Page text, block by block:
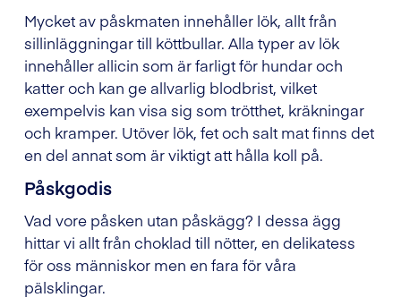
Mycket av påskmaten innehåller lök, allt från
sillinläggningar till köttbullar. Alla typer av lök
innehåller allicin som är farligt för hundar och
katter och kan ge allvarlig blodbrist, vilket
exempelvis kan visa sig som trötthet, kräkningar
och kramper. Utöver lök, fet och salt mat finns det
en del annat som är viktigt att hålla koll på.
Påskgodis
Vad vore påsken utan påskägg? I dessa ägg
hittar vi allt från choklad till nötter, en delikatess
för oss människor men en fara för våra
pälsklingar.